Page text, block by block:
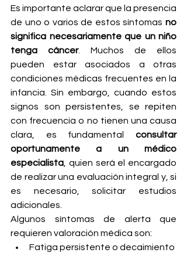
Es importante aclarar que la presencia
de uno o varios de estos síntomas no
significa necesariamente que un niño
tenga cáncer. Muchos de ellos
pueden estar asociados a otras
condiciones médicas frecuentes en la
infancia. Sin embargo, cuando estos
signos son persistentes, se repiten
con frecuencia o no tienen una causa
clara, es fundamental consultar
oportunamente a un médico
especialista, quien será el encargado
de realizar una evaluación integral y, si
es necesario, solicitar estudios
adicionales.
Algunos síntomas de alerta que
requieren valoración médica son:
Fatiga persistente o decaimiento